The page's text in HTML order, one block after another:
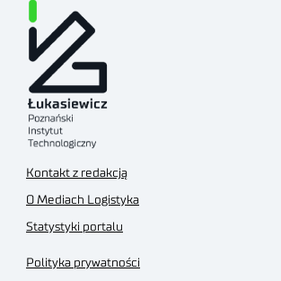
Kontakt z redakcją
O Mediach Logistyka
Statystyki portalu
Polityka prywatności